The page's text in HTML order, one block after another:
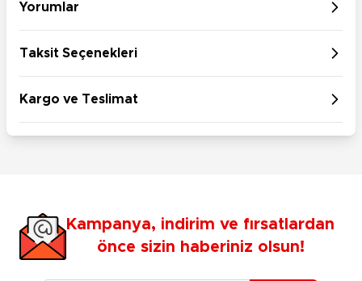
Yorumlar
Taksit Seçenekleri
Kargo ve Teslimat
Kampanya, indirim ve fırsatlardan
önce sizin haberiniz olsun!